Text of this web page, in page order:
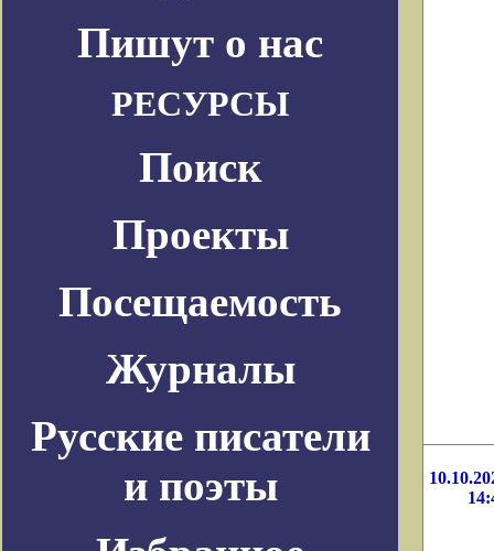
Пишут о нас
РЕСУРСЫ
Поиск
Проекты
Посещаемость
Журналы
Русские писатели
и поэты